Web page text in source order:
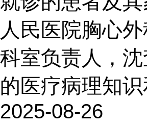
人民医院胸心
科室负责人，
的医疗病理知
2025-08-26